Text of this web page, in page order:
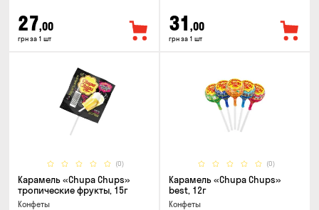
27,00
грн за 1 шт
31 ,00
грн за 1 шт
(0)
Карамель «Chupa Chups»
тропические фрукты, 15г
Конфеты
(0)
Карамель «Chupa Chups»
best, 12г
Конфеты